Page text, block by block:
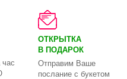
час
ОТКРЫТКА
В ПОДАРОК
Отправим Ваше
послание с букетом